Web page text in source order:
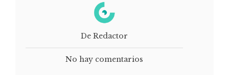
De Redactor
No hay comentarios